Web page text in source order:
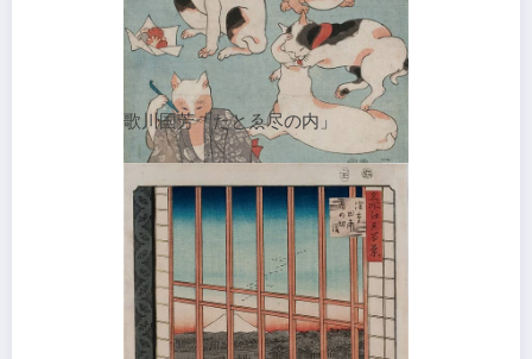
歌川国芳「たとゑ尽の内」